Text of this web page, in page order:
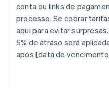
conta ou links de
processo. Se cobrar
aqui para evitar
5% de atraso será
após [data de